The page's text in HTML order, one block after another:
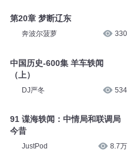
第20章 梦断辽东
奔波尔菠萝 330
中国历史-600集 羊车轶闻
（上）
DJ严冬 534
91 谍海轶闻：中情局和联调局
今昔
JustPod 8.7万